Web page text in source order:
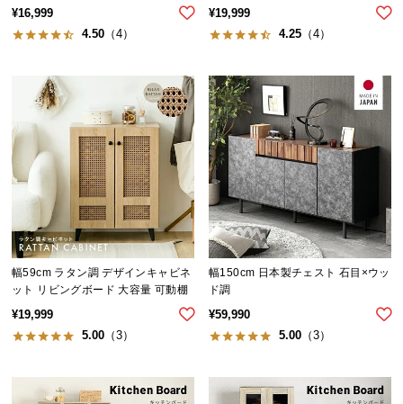
テ
ゴ
す
リ
ス
¥16,999
4.50 （4）
¥19,999
4.25 （4）
幅59cm ラタン調 デザインキャビネ
ット リビングボード 大容量 可動棚
¥19,999
5.00 （3）
幅150cm 日本製チェスト 石目×ウッ
ド調
¥59,990
5.00 （3）